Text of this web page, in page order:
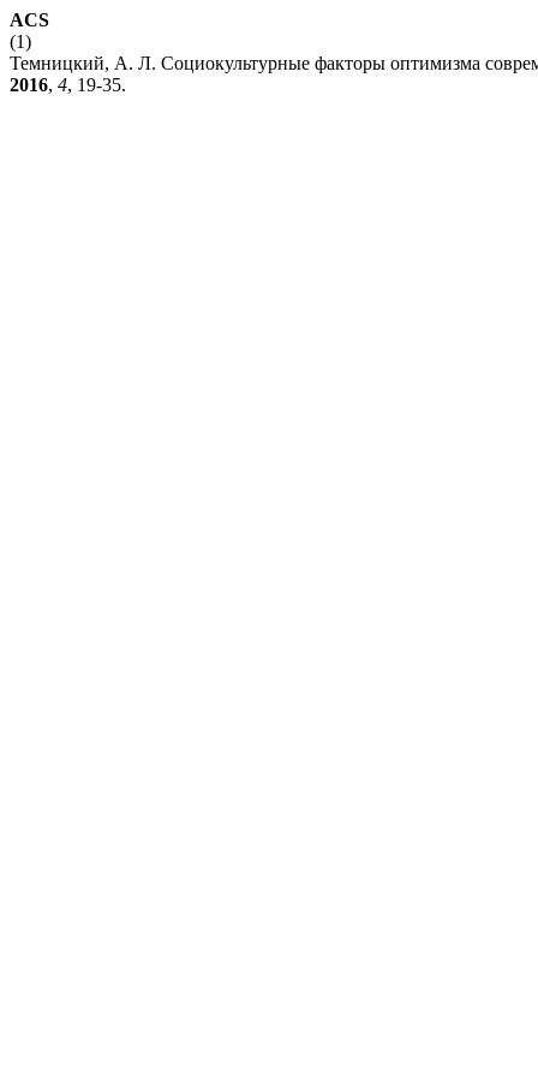
ACS
(1)
Темницкий, А. Л. Социокультурные факторы оптимизма
2016, 4, 19-35.